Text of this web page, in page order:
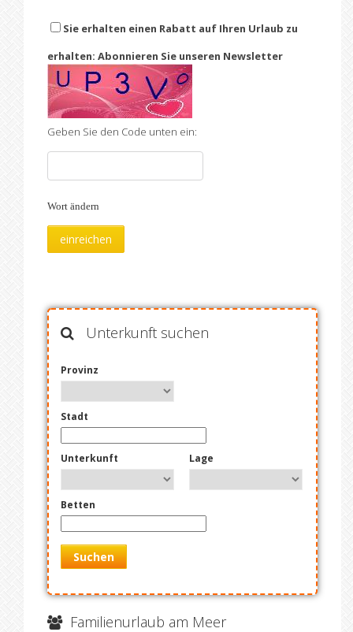
Sie erhalten einen Rabatt auf Ihren Urlaub zu
erhalten: Abonnieren Sie unseren Newsletter
Geben Sie den Code unten ein:
Wort ändern
Unterkunft suchen
Provinz
Stadt
Unterkunft Lage
Betten
Suchen
Familienurlaub am Meer